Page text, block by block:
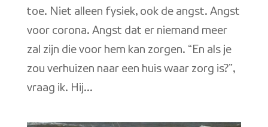
toe. Niet alleen fysiek, ook de angst. Angst
voor corona. Angst dat er niemand meer
zal zijn die voor hem kan zorgen. “En als je
zou verhuizen naar een huis waar zorg is?”,
vraag ik. Hij...